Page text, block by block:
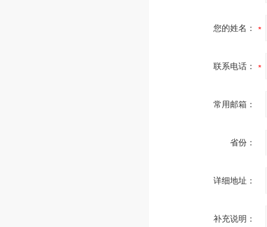
您的姓名：
联系电话：
常用邮箱：
省份：
详细地址：
补充说明：